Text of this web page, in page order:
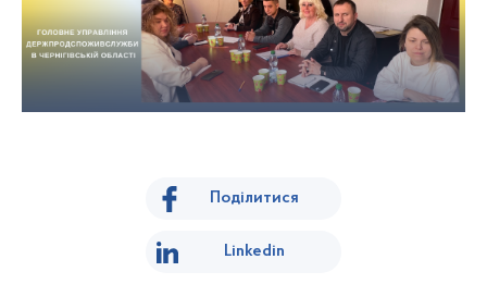
Поділитися
Linkedin